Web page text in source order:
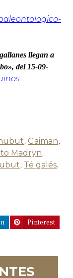
llegan a
del 15-09-
, Gaiman,
Madryn,
, Té galés,
Pinterest